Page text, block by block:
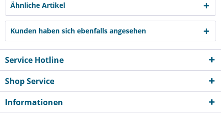
Ähnliche Artikel
Kunden haben sich ebenfalls angesehen
Service Hotline
Shop Service
Informationen